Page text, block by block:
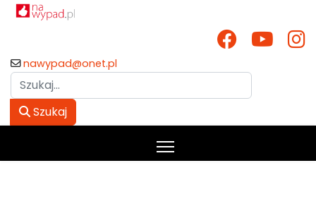
nawypad@onet.pl
Szukaj
Szukaj